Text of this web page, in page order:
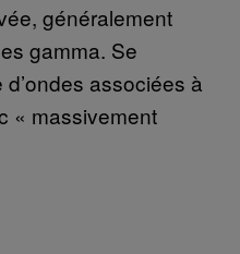
généralement
gamma. Se
associées à
« massivement